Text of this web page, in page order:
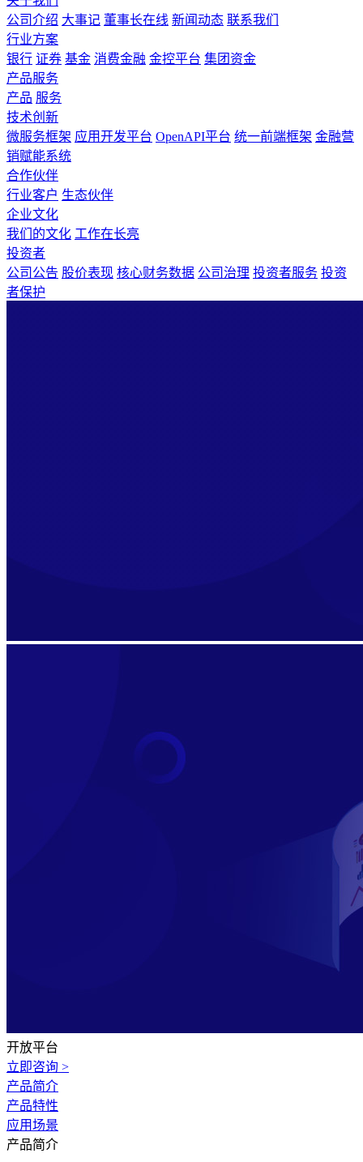
公司介绍 大事记 董事长在线 新闻动态 联系我们
行业方案
银行 证券 基金 消费金融 金控平台 集团资金
产品服务
产品 服务
技术创新
微服务框架 应用开发平台 OpenAPI平台 统一前端框架 金融营
销赋能系统
合作伙伴
行业客户 生态伙伴
企业文化
我们的文化 工作在长亮
投资者
公司公告 股价表现 核心财务数据 公司治理 投资者服务 投资
者保护
开放平台
立即咨询 >
产品简介
产品特性
应用场景
产品简介